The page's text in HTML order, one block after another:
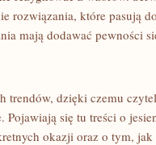
rozwiązania, które pasują
mają dodawać pewności
trendów, dzięki czemu
się tu treści o
okazji oraz o tym,